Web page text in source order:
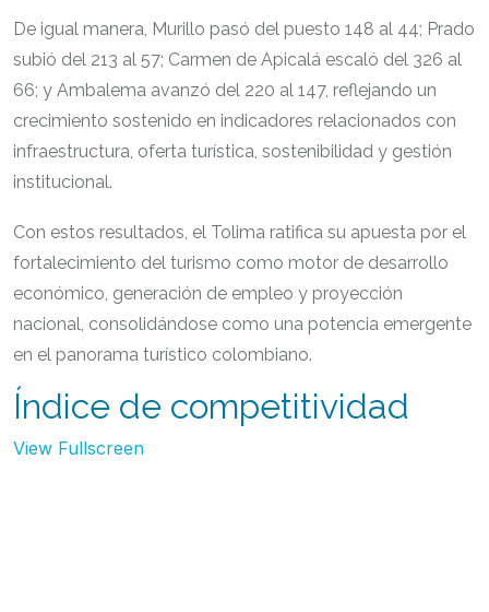
De igual manera, Murillo pasó del puesto 148 al 44; Prado
subió del 213 al 57; Carmen de Apicalá escaló del 326 al
66; y Ambalema avanzó del 220 al 147, reflejando un
crecimiento sostenido en indicadores relacionados con
infraestructura, oferta turística, sostenibilidad y gestión
institucional.
Con estos resultados, el Tolima ratifica su apuesta por el
fortalecimiento del turismo como motor de desarrollo
económico, generación de empleo y proyección
nacional, consolidándose como una potencia emergente
en el panorama turístico colombiano.
Índice de competitividad
View Fullscreen